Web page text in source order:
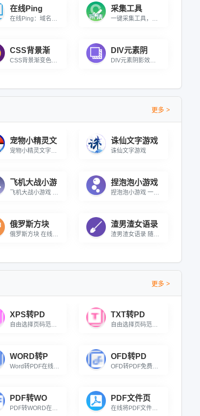
在线Ping
在线Ping：域名、IP所在地查询
采集工具
一键采集工具，旨在帮助用户轻松地从源站获取内容。用户可以自定义采集规则、目标网址、超时时间和User Agent，只需点击一键采集按钮即可完成操作。QueryList的优势在于其简洁的前端语言，使得即使不懂复杂的编程技术的用户也能轻松编写采集规则。此外，该页面还提供了采集规则和源站信息的提交功能，将它们存储在数据库中，并生成一个共享的采集规则列表，以便其他用户也可以从中受益，提升各自的技术水平。
CSS背景渐
CSS背景渐变色生成器 在线生成CSS渐变背景颜色代码，可在线可视化调试。
DIV元素阴
DIV元素阴影效果生成器 一键调试DIV元素阴影效果并生成CSS代码。
更多 >
宠物小精灵文
宠物小精灵文字游戏
诛仙文字游戏
诛仙文字游戏
飞机大战小游
飞机大战小游戏 在线飞机打仗小游戏
捏泡泡小游戏
捏泡泡小游戏 一款在线解压小游戏
俄罗斯方块
俄罗斯方块 在线俄罗斯方块小游戏
渣男渣女语录
渣男渣女语录 随机抽一条渣男渣女语录
更多 >
XPS转PD
自由选择页码范围，XPS文件批量转换，生成通用PDF文档。
TXT转PD
自由选择页码范围，TXT文本批量转换，生成清晰PDF文档。
WORD转P
Word转PDF在线批量转换免费，支持自由选择页码范围，高质量保持原格式。
OFD转PD
OFD转PDF免费在线批量OFD转PDF转换器，精准保留国产版式文档原排版、字体与图片格式。
PDF转WO
PDF转WORD在线转换免费，自选页码，OCR识别扫描件，输出格式与效果可选，精准还原
PDF文件页
在线将PDF文件中的所有页面转为单一长图